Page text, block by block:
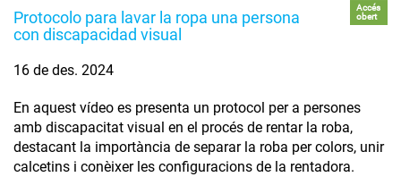
Protocolo para lavar la ropa una persona
con discapacidad visual
Accés
obert
16 de des. 2024
En aquest vídeo es presenta un protocol per a persones
amb discapacitat visual en el procés de rentar la roba,
destacant la importància de separar la roba per colors, unir
calcetins i conèixer les configuracions de la rentadora.